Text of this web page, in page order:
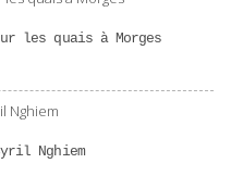
les quais à Morges
Nghiem